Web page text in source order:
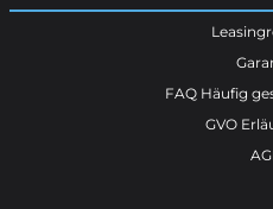
FAQ Häufig
GVO